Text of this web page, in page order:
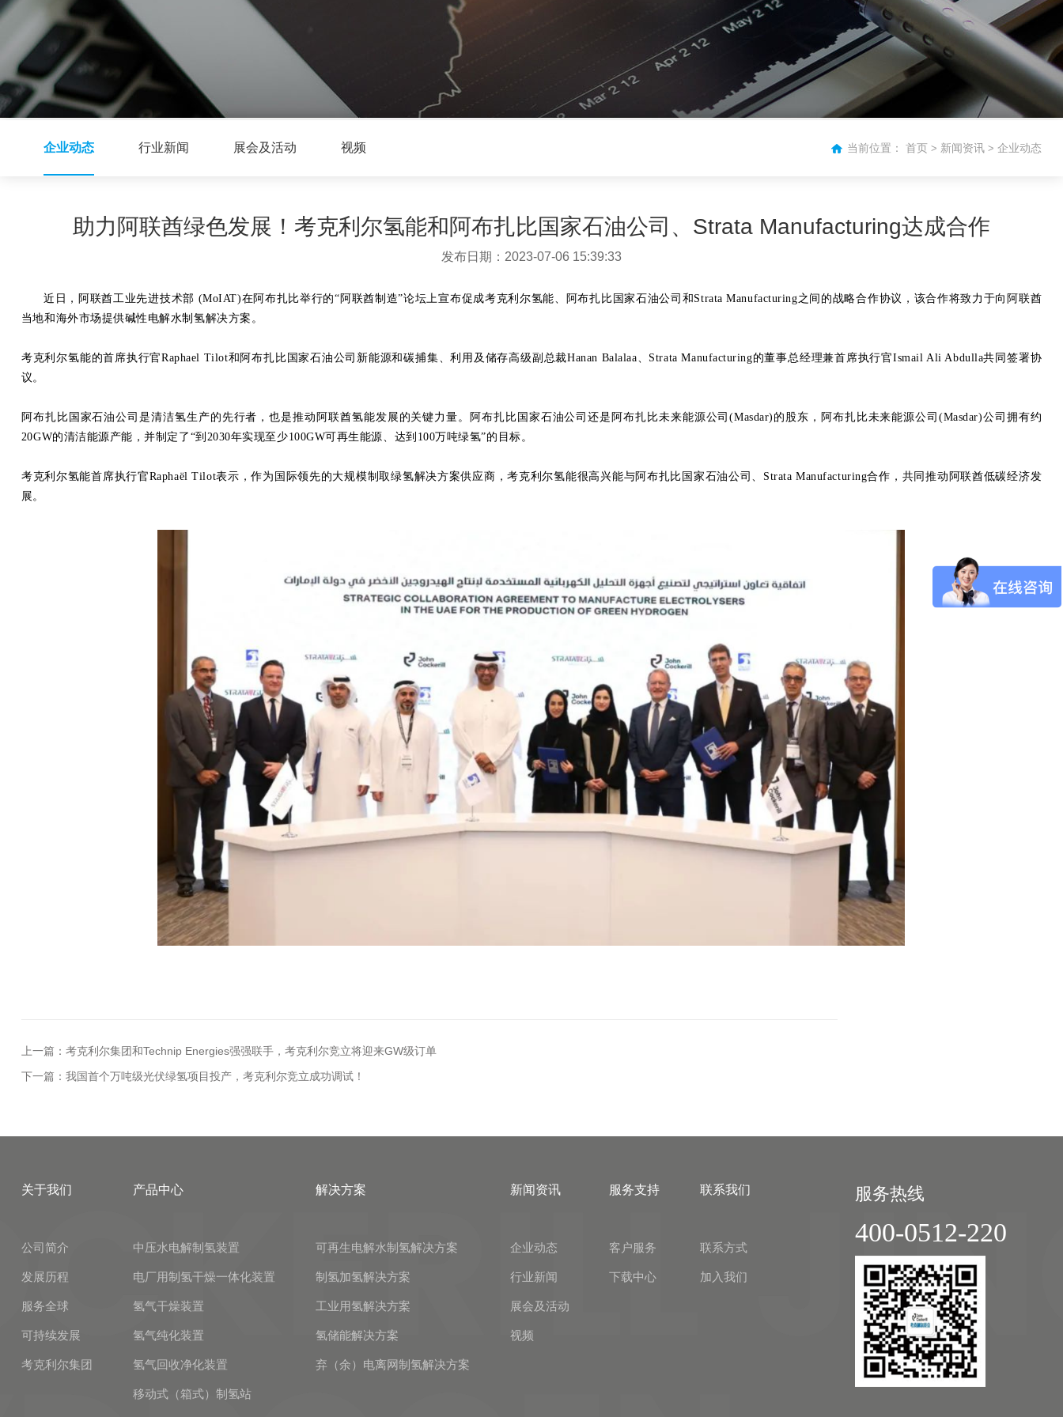
企业动态 行业新闻 展会及活动 视频 当前位置： 首页 > 新闻资讯 >企业动态
助力阿联酋绿色发展！考克利尔氢能和阿布扎比国家石油公司、Strata Manufacturing达成合作
发布日期：2023-07-06 15:39:33
近日，阿联酋工业先进技术部 (MoIAT)在阿布扎比举行的“阿联酋制造”论坛上宣布促成考克利尔氢能、阿布扎比国家石油公司和Strata Manufacturing之间的战略合作协议，该合作将致力于向阿联酋
当地和海外市场提供碱性电解水制氢解决方案。
考克利尔氢能的首席执行官Raphael Tilot和阿布扎比国家石油公司新能源和碳捕集、利用及储存高级副总裁Hanan Balalaa、Strata Manufacturing的董事总经理兼首席执行官Ismail Ali Abdulla共同签署协
议。
阿布扎比国家石油公司是清洁氢生产的先行者，也是推动阿联酋氢能发展的关键力量。阿布扎比国家石油公司还是阿布扎比未来能源公司(Masdar)的股东，阿布扎比未来能源公司(Masdar)公司拥有约
20GW的清洁能源产能，并制定了“到2030年实现至少100GW可再生能源、达到100万吨绿氢”的目标。
考克利尔氢能首席执行官Raphaël Tilot表示，作为国际领先的大规模制取绿氢解决方案供应商，考克利尔氢能很高兴能与阿布扎比国家石油公司、Strata Manufacturing合作，共同推动阿联酋低碳经济发
展。
上一篇：考克利尔集团和Technip Energies强强联手，考克利尔竞立将迎来GW级订单
下一篇：我国首个万吨级光伏绿氢项目投产，考克利尔竞立成功调试！
关于我们
公司简介
发展历程
服务全球
可持续发展
考克利尔集团
产品中心
中压水电解制氢装置
电厂用制氢干燥一体化装置
氢气干燥装置
氢气纯化装置
氢气回收净化装置
移动式（箱式）制氢站
解决方案
可再生电解水制氢解决方案
制氢加氢解决方案
工业用氢解决方案
氢储能解决方案
弃（余）电离网制氢解决方案
新闻资讯
企业动态
行业新闻
展会及活动
视频
服务支持
客户服务
下载中心
联系我们
联系方式
加入我们
服务热线
400-0512-220